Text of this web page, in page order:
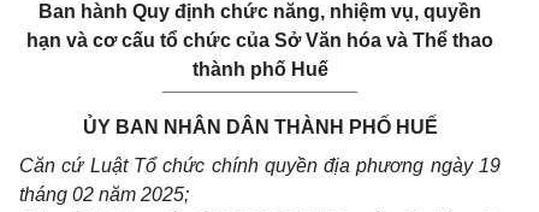
Ban hành Quy định chức năng, nhiệm vụ, quyền
hạn và cơ cấu tổ chức của Sở Văn hóa và Thể thao
thành phố Huế
__________________
ỦY BAN NHÂN DÂN THÀNH PHỐ HUẾ
Căn cứ Luật Tổ chức chính quyền địa phương ngày 19
tháng 02 năm 2025;